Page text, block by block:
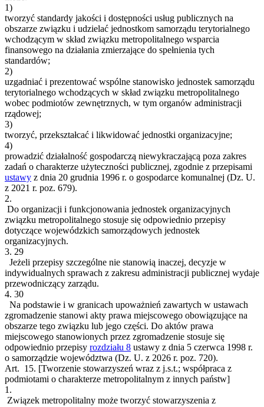
1)
tworzyć standardy jakości i dostępności usług publicznych na
obszarze związku i udzielać jednostkom samorządu terytorialnego
wchodzącym w skład związku metropolitalnego wsparcia
finansowego na działania zmierzające do spełnienia tych
standardów;
2)
uzgadniać i prezentować wspólne stanowisko jednostek samorządu
terytorialnego wchodzących w skład związku metropolitalnego
wobec podmiotów zewnętrznych, w tym organów administracji
rządowej;
3)
tworzyć, przekształcać i likwidować jednostki organizacyjne;
4)
prowadzić działalność gospodarczą niewykraczającą poza zakres
zadań o charakterze użyteczności publicznej, zgodnie z przepisami
ustawy z dnia 20 grudnia 1996 r. o gospodarce komunalnej (Dz. U.
z 2021 r. poz. 679).
2.
Do organizacji i funkcjonowania jednostek organizacyjnych
związku metropolitalnego stosuje się odpowiednio przepisy
dotyczące wojewódzkich samorządowych jednostek
organizacyjnych.
3. 29
Jeżeli przepisy szczególne nie stanowią inaczej, decyzje w
indywidualnych sprawach z zakresu administracji publicznej wydaje
przewodniczący zarządu.
4. 30
Na podstawie i w granicach upoważnień zawartych w ustawach
zgromadzenie stanowi akty prawa miejscowego obowiązujące na
obszarze tego związku lub jego części. Do aktów prawa
miejscowego stanowionych przez zgromadzenie stosuje się
odpowiednio przepisy rozdziału 8 ustawy z dnia 5 czerwca 1998 r.
o samorządzie województwa (Dz. U. z 2026 r. poz. 720).
Art. 15. [Tworzenie stowarzyszeń wraz z j.s.t.; współpraca z
podmiotami o charakterze metropolitalnym z innych państw]
1.
Związek metropolitalny może tworzyć stowarzyszenia z